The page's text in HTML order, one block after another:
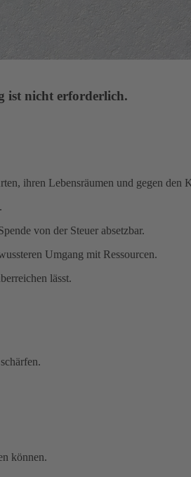
ist nicht erforderlich.
ihren Lebensräumen und gegen den
von der Steuer absetzbar.
Umgang mit Ressourcen.
lässt.
können.